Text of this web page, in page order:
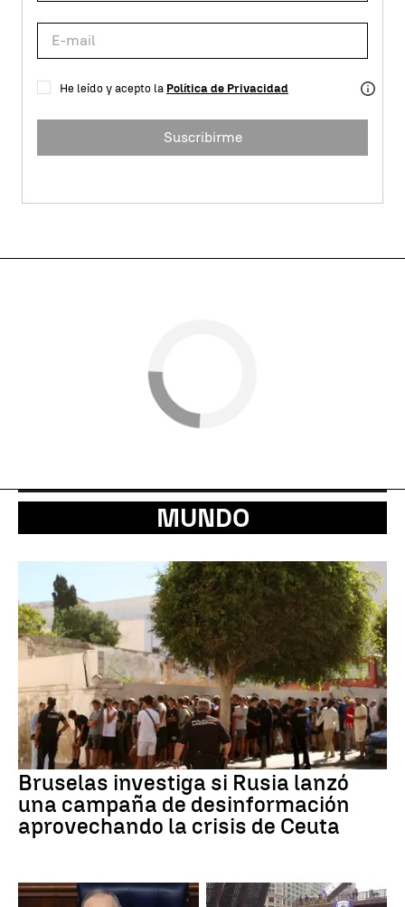
He leído y acepto la Política de Privacidad
Suscribirme
MUNDO
Bruselas investiga si Rusia lanzó
una campaña de desinformación
aprovechando la crisis de Ceuta